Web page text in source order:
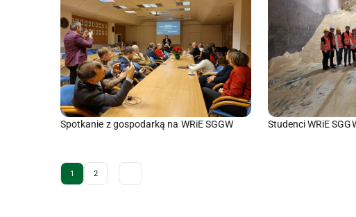
Spotkanie z gospodarką na WRiE SGGW Studenci WRiE
Archive Pagination
1 2